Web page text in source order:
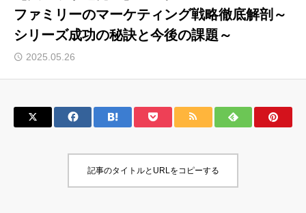
ファミリーのマーケティング戦略徹底解剖～
シリーズ成功の秘訣と今後の課題～
2025.05.26
記事のタイトルとURLをコピーする
サロン会員登録
特定商取引法 運営会社
マーケティング用語集